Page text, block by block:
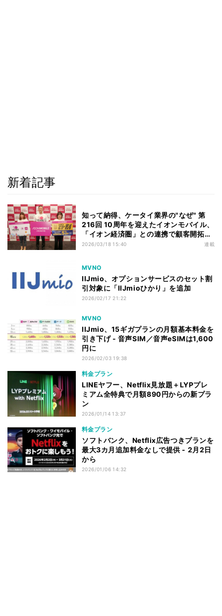
新着記事
知って納得、ケータイ業界の"なぜ" 第
216回 10周年を迎えたイオンモバイル、
「イオン経済圏」との連携で顧客開拓は
進むか
2026/03/18 15:40 連載
MVNO
IIJmio、オプションサービスのセット割
引対象に「IIJmioひかり」を追加
2026/02/17 21:22
MVNO
IIJmio、15ギガプランの月額基本料金を
引き下げ - 音声SIM／音声eSIMは1,600
円に
2026/02/03 19:38
料金プラン
LINEヤフー、Netflix見放題＋LYPプレ
ミアム全特典で月額890円からの新プラ
ン
2026/01/14 13:37
料金プラン
ソフトバンク、Netflix広告つきプランを
最大3カ月追加料金なしで提供 - 2月2日
から
2026/01/06 14:32